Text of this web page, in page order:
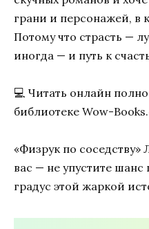
грани и персонажей, в
Потому что страсть —
иногда — и путь к
💻 Читать онлайн
библиотеке Wow-
«Физрук по
вас — не упустите
градус этой жаркой